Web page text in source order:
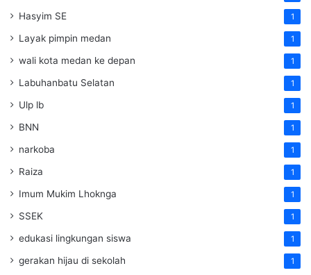
Hasyim SE 1
Layak pimpin medan 1
wali kota medan ke depan 1
Labuhanbatu Selatan 1
Ulp lb 1
BNN 1
narkoba 1
Raiza 1
Imum Mukim Lhoknga 1
SSEK 1
edukasi lingkungan siswa 1
gerakan hijau di sekolah 1